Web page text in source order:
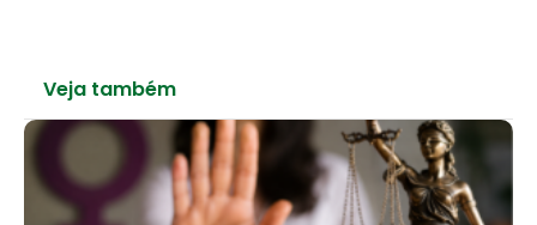
Veja também